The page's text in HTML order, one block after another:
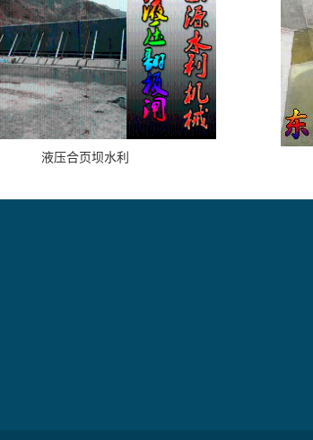
液压合页坝水利